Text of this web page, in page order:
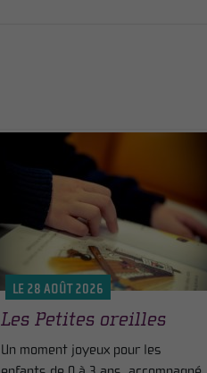
LE 28 AOÛT 2026
Les Petites oreilles
Un moment joyeux pour les